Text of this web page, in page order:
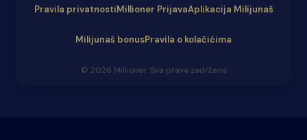
Pravila privatnostiMillioner PrijavaAplikacija Milijunaš
Milijunaš bonusPravila o kolačićima
© 2026 Millioner. Sva prava zadržana